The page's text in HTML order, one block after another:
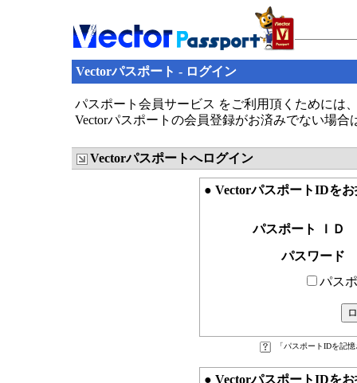
Vectorパスポート - ログイン
パスポート会員サービス をご利用頂くためには
Vectorパスポートの会員登録がお済みでない場
Vectorパスポートへログイン
● VectorパスポートIDを
パスポート ＩＤ
パスワード
パス
「パスポートIDを記
● VectorパスポートIDを